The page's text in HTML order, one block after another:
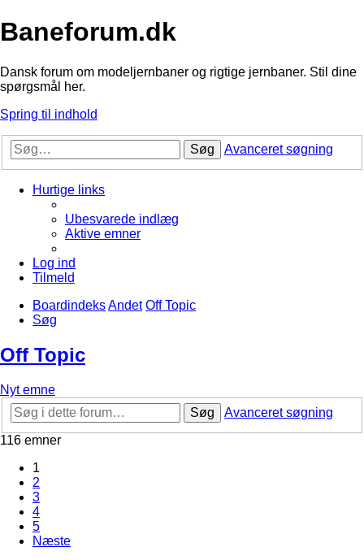
Baneforum.dk
Dansk forum om modeljernbaner og rigtige jernbaner. Stil dine
spørgsmål her.
Spring til indhold
Søg Avanceret søgning
Hurtige links
Ubesvarede indlæg
Aktive emner
Log ind
Tilmeld
BoardindeksAndet Off Topic
Søg
Off Topic
Nyt emne
Søg
Avanceret søgning
116 emner
1
2
3
4
5
Næste